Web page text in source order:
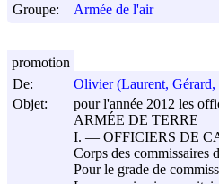
Groupe:
Armée de l'air
De:
Olivier (Laurent, Gérard,
Objet:
pour l'année 2012 les
ARMÉE DE TERRE
I. ― OFFICIERS DE
Corps des commissaires
Pour le grade de
promotion